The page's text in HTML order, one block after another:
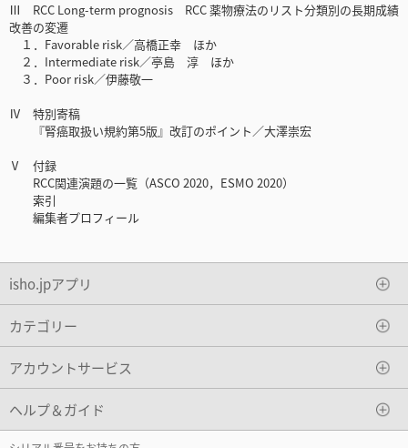
Ⅲ RCC Long-term prognosis RCC 薬物療法のリスト分類別の長期成績
改善の変遷
１．Favorable risk／高橋正幸 ほか
２．Intermediate risk／亭島 淳 ほか
３．Poor risk／伊藤敬一
Ⅳ 特別寄稿
『腎癌取扱い規約第5版』改訂のポイント／大澤崇宏
Ⅴ 付録
RCC関連演題の一覧（ASCO 2020，ESMO 2020）
索引
編集者プロフィール
isho.jpアプリ
カテゴリー
アカウントサービス
ヘルプ＆ガイド